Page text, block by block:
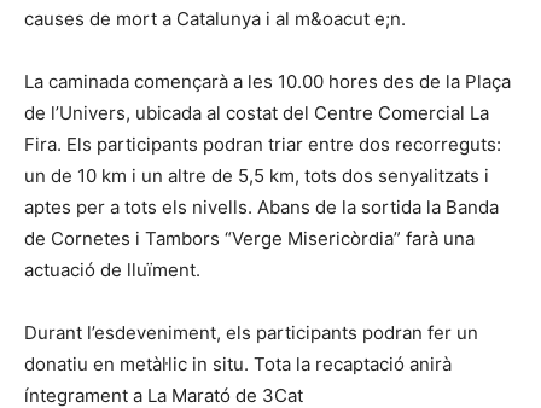
causes de mort a Catalunya i al m&oacut e;n.
La caminada començarà a les 10.00 hores des de la Plaça
de l’Univers, ubicada al costat del Centre Comercial La
Fira. Els participants podran triar entre dos recorreguts:
un de 10 km i un altre de 5,5 km, tots dos senyalitzats i
aptes per a tots els nivells. Abans de la sortida la Banda
de Cornetes i Tambors “Verge Misericòrdia” farà una
actuació de lluïment.
Durant l’esdeveniment, els participants podran fer un
donatiu en metàl·lic in situ. Tota la recaptació anirà
íntegrament a La Marató de 3Cat